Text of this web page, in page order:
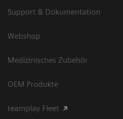
Support & Dokumentation
Webshop
Medizinisches Zubehör
OEM Produkte
teamplay Fleet